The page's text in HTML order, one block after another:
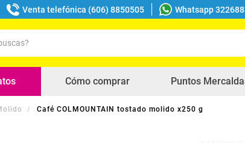
Venta telefónica (606) 8850505 Whatsapp
Cómo comprar Puntos
Café COLMOUNTAIN tostado molido x250 g
buscados